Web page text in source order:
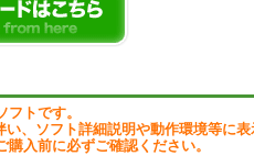
トです。
、ソフト詳細説明や動作環境等に
購入前に必ずご確認ください。